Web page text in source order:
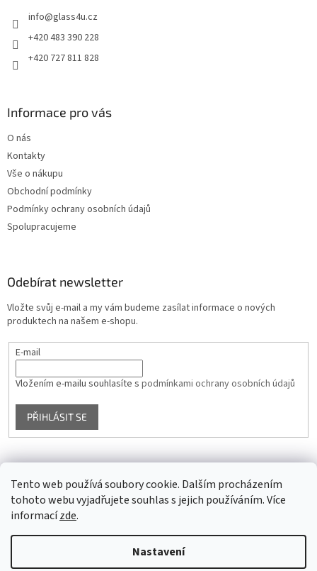
Tento web používá soubory cookie. Dalším procházením
tohoto webu vyjadřujete souhlas s jejich používáním. Více
informacízde.
Nastavení
info@glass4u.cz
+420 483 390 228
+420 727 811 828
Informace pro vás
O nás
Kontakty
Vše o nákupu
Obchodní podmínky
Podmínky ochrany osobních údajů
Spolupracujeme
Odebírat newsletter
Vložte svůj e-mail a my vám budeme zasílat informace o nových
produktech na našem e-shopu.
E-mail
Vložením e-mailu souhlasíte s podmínkami ochrany osobních údajů
PŘIHLÁSIT SE
Facebook